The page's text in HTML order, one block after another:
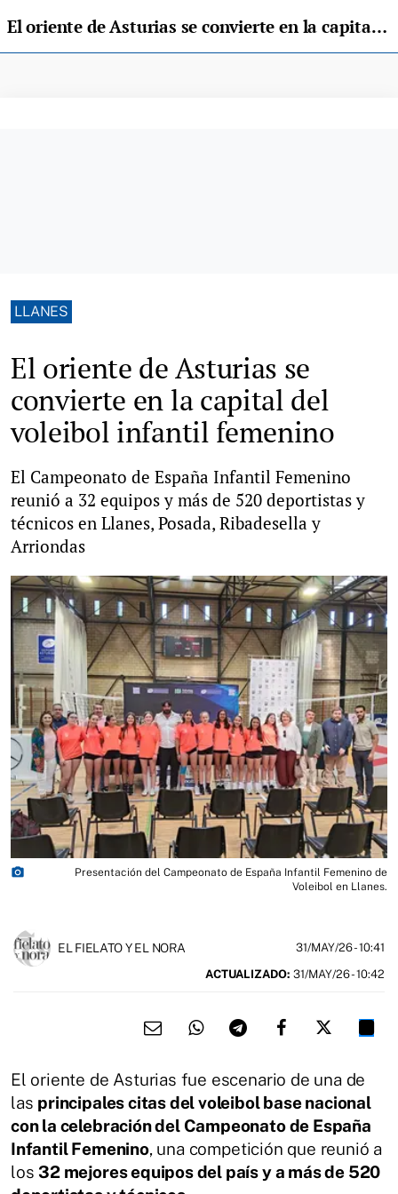
El oriente de Asturias se convierte en la capital del voleibol infantil femenino
LLANES
El oriente de Asturias se
convierte en la capital del
voleibol infantil femenino
El Campeonato de España Infantil Femenino
reunió a 32 equipos y más de 520 deportistas y
técnicos en Llanes, Posada, Ribadesella y
Arriondas
photo_camera
Presentación del Campeonato de España Infantil Femenino de
Voleibol en Llanes.
EL FIELATO Y EL NORA 31/MAY/26- 10:41
ACTUALIZADO: 31/MAY/26 - 10:42
El oriente de Asturias fue escenario de una de
las principales citas del voleibol base nacional
con la celebración del Campeonato de España
Infantil Femenino, una competición que reunió a
los 32 mejores equipos del país y a más de 520